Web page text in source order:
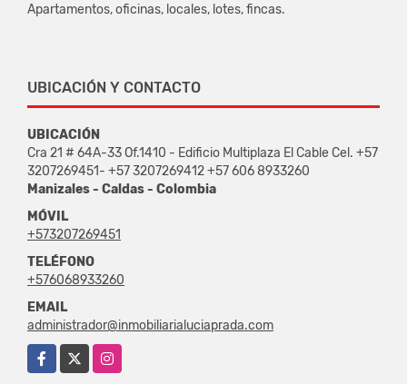
Apartamentos, oficinas, locales, lotes, fincas.
UBICACIÓN Y CONTACTO
UBICACIÓN
Cra 21 # 64A-33 Of.1410 - Edificio Multiplaza El Cable Cel. +57
3207269451- +57 3207269412 +57 606 8933260
Manizales - Caldas - Colombia
MÓVIL
+573207269451
TELÉFONO
+576068933260
EMAIL
administrador@inmobiliarialuciaprada.com
Facebook
Instagram